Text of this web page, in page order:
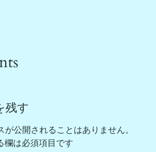
残す
が公開されることはありません。
欄は必須項目です